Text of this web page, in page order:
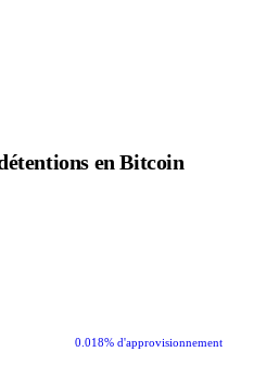
en Bitcoin
0.018% d'approvisionnement